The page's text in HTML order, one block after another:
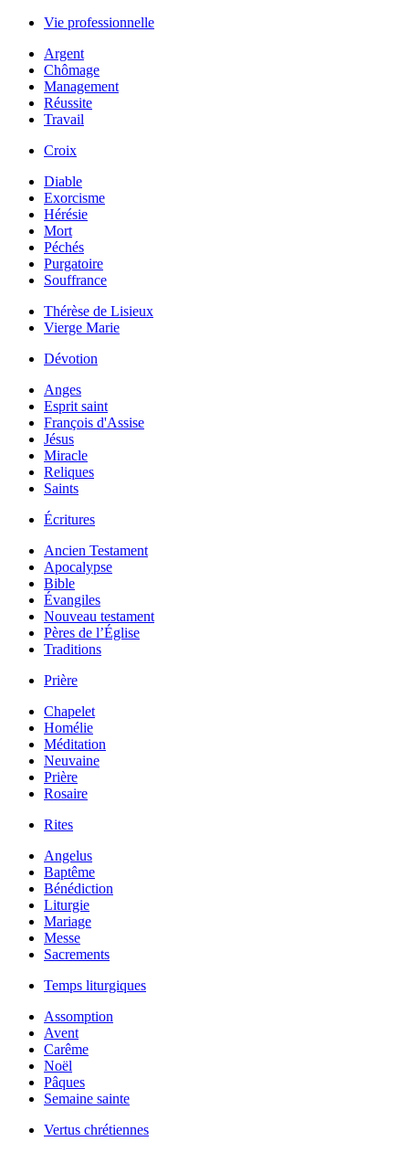
Vie professionnelle
Argent
Chômage
Management
Réussite
Travail
Croix
Diable
Exorcisme
Hérésie
Mort
Péchés
Purgatoire
Souffrance
Thérèse de Lisieux
Vierge Marie
Dévotion
Anges
Esprit saint
François d'Assise
Jésus
Miracle
Reliques
Saints
Écritures
Ancien Testament
Apocalypse
Bible
Évangiles
Nouveau testament
Pères de l’Église
Traditions
Prière
Chapelet
Homélie
Méditation
Neuvaine
Prière
Rosaire
Rites
Angelus
Baptême
Bénédiction
Liturgie
Mariage
Messe
Sacrements
Temps liturgiques
Assomption
Avent
Carême
Noël
Pâques
Semaine sainte
Vertus chrétiennes